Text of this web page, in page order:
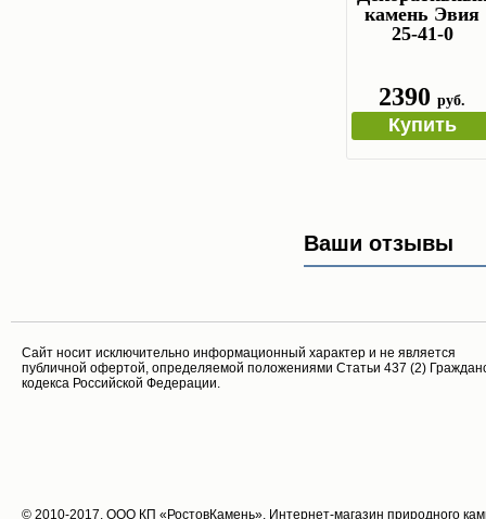
камень Эвия
25-41-0
2390 руб.
Купить
Ваши отзывы
Cайт носит исключительно информационный характер и не является
публичной офертой, определяемой положениями Статьи 437 (2)
кодекса Российской Федерации.
© 2010-2017, ООО КП «РостовКамень». Интернет-магазин природного